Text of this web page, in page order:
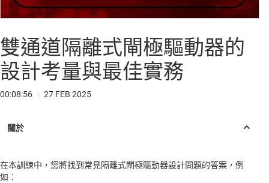
Video
雙通道隔離式閘極驅動器的
設計考量與最佳實務
00:08:56 | 27 FEB 2025
在本訓練中，您將找到常見隔離式閘極驅動器設計問題的答案，例
如：